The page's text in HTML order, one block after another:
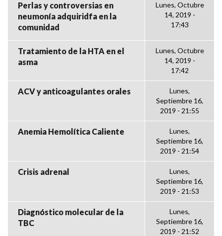
Perlas y controversias en
neumonía adquiridfa en la
comunidad
Lunes, Octubre
14, 2019 -
17:43
Tratamiento de la HTA en el
asma
Lunes, Octubre
14, 2019 -
17:42
ACV y anticoagulantes orales
Lunes,
Septiembre 16,
2019 - 21:55
Anemia Hemolítica Caliente
Lunes,
Septiembre 16,
2019 - 21:54
Crisis adrenal
Lunes,
Septiembre 16,
2019 - 21:53
Diagnóstico molecular de la
TBC
Lunes,
Septiembre 16,
2019 - 21:52